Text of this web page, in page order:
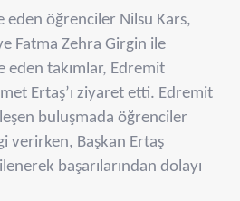
eden öğrenciler Nilsu Kars,
Fatma Zehra Girgin ile
eden takımlar, Edremit
Ertaş’ı ziyaret etti. Edremit
buluşmada öğrenciler
verirken, Başkan Ertaş
başarılarından dolayı